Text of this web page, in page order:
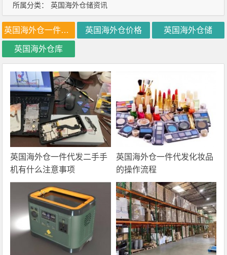
所属分类： 英国海外仓储资讯
英国海外仓一件代发 英国海外仓价格 英国海外仓储
英国海外仓库
英国海外仓一件代发二手手
机有什么注意事项
英国海外仓一件代发化妆品
的操作流程